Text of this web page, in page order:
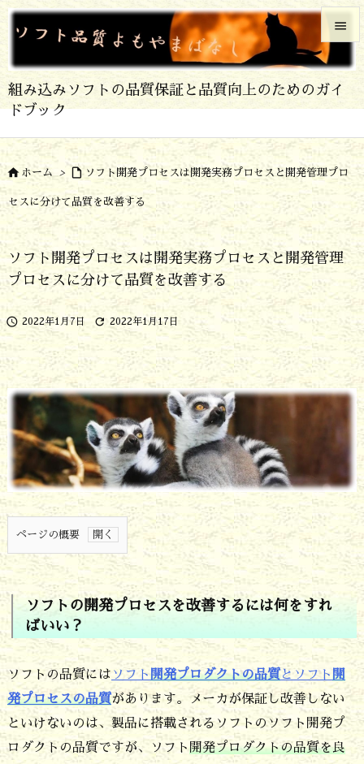
組み込みソフトの品質保証と品質向上のためのガイ
ドブック





検索
 ホーム >  ソフト開発プロセスは開発実務プロセスと開発管理プロ
セスに分けて品質を改善する
ソフト開発プロセスは開発実務プロセスと開発管理
プロセスに分けて品質を改善する
 2022年1月7日  2022年1月17日
ページの概要
1.
ソ
フ
ト
の
開
発
プ
ソフトの開発プロセスを改善するには何をすれ
ばいい？
ソフトの品質には ソフト開発プロダクトの品質とソフト開
発プロセスの品質があります。メーカが保証し改善しない
といけないのは、製品に搭載されるソフトのソフト開発プ
ロダクトの品質ですが、ソフト開発プロダクトの品質を良